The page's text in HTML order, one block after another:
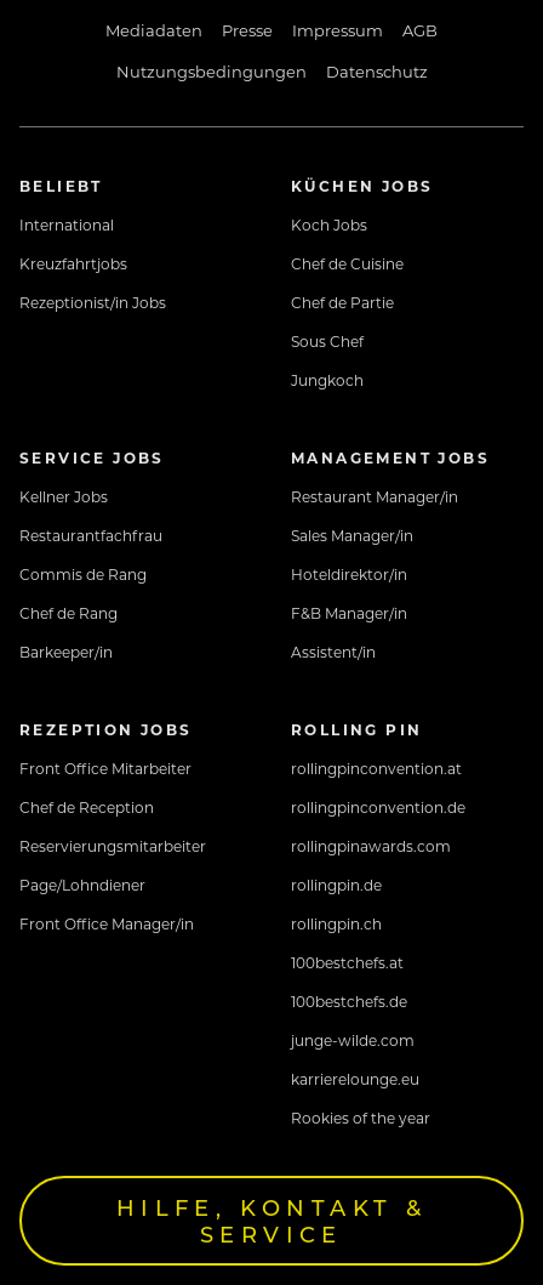
Mediadaten
Presse Impressum
AGB
Nutzungsbedingungen
Datenschutz
BELIEBT
International
Kreuzfahrtjobs
Rezeptionist/in Jobs
KÜCHEN JOBS
Koch Jobs
Chef de Cuisine
Chef de Partie
Sous Chef
Jungkoch
SERVICE JOBS
Kellner Jobs
Restaurantfachfrau
Commis de Rang
Chef de Rang
Barkeeper/in
MANAGEMENT JOBS
Restaurant Manager/in
Sales Manager/in
Hoteldirektor/in
F&B Manager/in
Assistent/in
REZEPTION JOBS
Front Office Mitarbeiter
Chef de Reception
Reservierungsmitarbeiter
Page/Lohndiener
Front Office Manager/in
ROLLING PIN
rollingpinconvention.at
rollingpinconvention.de
rollingpinawards.com
rollingpin.de
rollingpin.ch
100bestchefs.at
100bestchefs.de
junge-wilde.com
karrierelounge.eu
Rookies of the year
HILFE, KONTAKT &
SERVICE